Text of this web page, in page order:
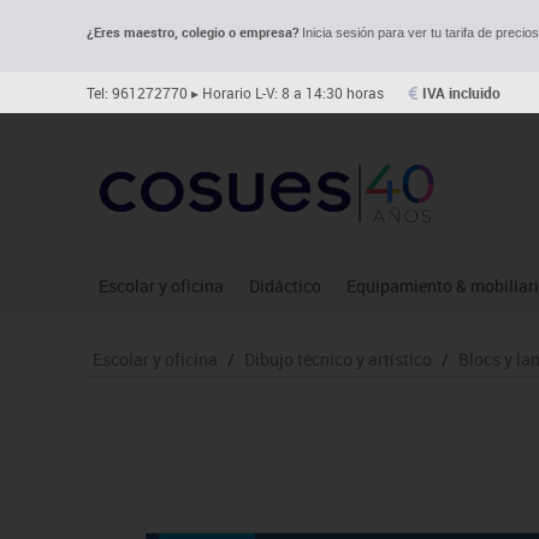
¿Eres maestro, colegio o empresa?Inicia sesión para ver tu tarifa de precios.
Tel: 961272770 ▸ Horario L-V: 8 a 14:30 horas IVA incluido
Escolar y oficina
Archivo
Didáctico
Asociación y atención
Equipamiento &
Aulas entornos naturales
Escolar y oficina / Dibujo técnico y artístico / Blocs y